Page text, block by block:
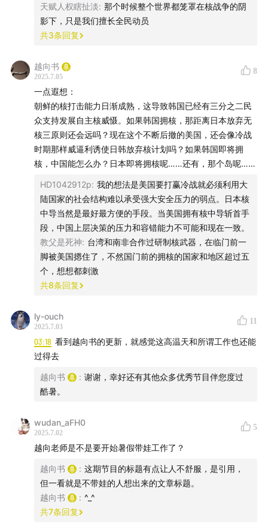
Security Council Staff, to Henry Kissinger, "The US
Role in Soviet Maneuvering Against Peking," 12
September 1969，Source: National Archives, Nixon
Council Files, box 710, USSR Vol. V 10/69。
中情局局长将此事向媒体曝露，见：[美]亨利·基辛
格：《白宫岁月——基辛格回忆录》第一册，陈瑶华等
译，北京：世界知识出版社1980年版，第240、253页。
中方对苏联《军事战略》一书的反应，见：[俄] С.
贡恰罗夫、В.乌索夫：《柯西金和周恩来在北京机场的会
谈》，马贵凡译，中共中央党史研究室第三研究部编译研
究处编：《国外中共党史中国革命史研究译文集》第二
集，北京：中共党史出版社1999年版，第398、406页。
莫斯科广播电台的播音，见：齐辛：《珍宝岛事件
真相（增编本）》，香港：集思图书公司1969年版，第
10:52 其他威胁信息，见：[俄] С.贡恰罗夫等：《苏联与
中国的军事对抗》，《国外中共党史研究动态》1993年第
4期，第20页。
美国官员反复强调不能让北京觉得美国是在默许苏
备忘录，1969年8月29日，Memorandum from Miriam
Camps, State Department Planning and Coordination
Staff, to Under Secretary of State Elliot Richardson,
"NSSM 63 - Meeting with Consultants," 29 August
1969, Source: FOIA Release to National Security
Archive。艾伦·怀廷致基辛格函，1969年8月16日，
Letter from Allen S. Whiting to Henry Kissinger, 16
Maneuvering Against Peking," 12 September 1969，
Source: National Archives, Nixon Presidential Materials
Project, National Security Council Files, box 710, USSR
09:05中情局局长将此事向媒体曝露，见：[美]亨利·基辛格：
《白宫岁月——基辛格回忆录》第一册，陈瑶华等译，北
京：世界知识出版社1980年版，第240、253页。
09:43中方对苏联《军事战略》一书的反应，见：[俄] С.贡恰
罗夫、В.乌索夫：《柯西金和周恩来在北京机场的会谈》，
马贵凡译，中共中央党史研究室第三研究部编译研究处编：
《国外中共党史中国革命史研究译文集》第二集，北京：中
共党史出版社1999年版，第398、406页。
10:16莫斯科广播电台的播音，见：齐辛：《珍宝岛事件真相
（增编本）》，香港：集思图书公司1969年版，第35-45
页。
10:52
其他威胁信息，见：[俄] С.贡恰罗夫等：《苏联与中国
的军事对抗》，《国外中共党史研究动态》1993年第4期，
第20页。
12:13
美国官员反复强调不能让北京觉得美国是在默许苏联的
行动，见：米里亚姆·坎普斯致副国务卿埃利奥特·理查备忘
Under Secretary of State Elliot Richardson, "NSSM 63 -
Meeting with Consultants," 29 August 1969, Source:
FOIA Release to National Security Archive。艾伦·怀廷致
to Henry Kissinger, 16 August 1969, enclosing report,
"Sino-Soviet Hostilities and Implications for U.S.
Materials Project, box 839, China。多勃雷宁与基辛格会谈
АВПРФ，Ф.0129，оп.53，п.399，д.6，л.175-180。
天赋人权瞎扯淡: 那个时候整个世界都笼罩在核战争的阴
影下，只是我们擅长全民动员
共3条回复
越向书
2025.7.05
8
一点遐想：
朝鲜的核打击能力日渐成熟，这导致韩国已经有三分之二民
众支持发展自主核威慑。如果韩国拥核，那距离日本放弃无
核三原则还会远吗？现在这个不断后撤的美国，还会像冷战
时期那样威逼利诱使日韩放弃核计划吗？如果韩国即将拥
核，中国能怎么办？日本即将拥核呢……还有，那个岛呢……
HD1042912p: 我的想法是美国要打赢冷战就必须利用大
陆国家的社会结构难以承受强大安全压力的弱点。日本核
中导当然是最好最方便的手段。当美国拥有核中导斩首手
段，中国上层决策的压力和容错能力不可能和现在一致。
教父是死神: 台湾和南非合作过研制核武器，在临门前一
脚被美国摁住了，不然国门前的拥核的国家和地区超过五
个，想想都刺激
共8条回复
ly-ouch
2025.7.03
11
03:18 看到越向书的更新，就感觉这高温天和所谓工作也还能
过得去
越向书 : 谢谢，幸好还有其他众多优秀节目伴您度过
酷暑。
wudan_aFH0
2025.7.02
5
越向老师是不是要开始暑假带娃工作了？
越向书 : 这期节目的标题有点让人不舒服，是引用，
但一看就是不带娃的人想出来的文章标题。
越向书
: ^_^
共7条回复